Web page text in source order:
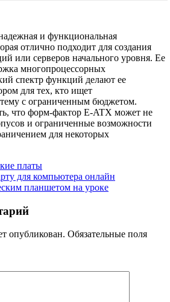
и функциональная
отлично подходит для создания
или серверов начального уровня. Ее
многопроцессорных
спектр функций делают ее
для тех, кто ищет
с ограниченным бюджетом.
что форм-фактор E-ATX может не
и ограниченные возможности
для некоторых
платы
для компьютера онлайн
планшетом на уроке
опубликован. Обязательные поля